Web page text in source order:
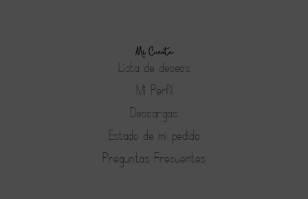
Mi Cuenta
Lista de deseos
Mi Perfil
Descargas
Estado de mi pedido
Preguntas Frecuentes